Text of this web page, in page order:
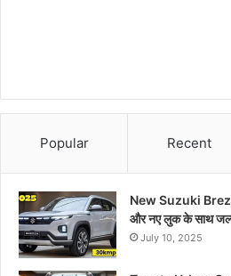
Popular Recent
New Suzuki
और नए लुक के साथ
July 10, 2025